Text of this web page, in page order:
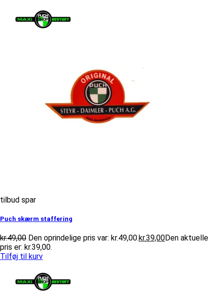
tilbud spar
Puch skærm staffering
kr.49,00 Den oprindelige pris var: kr.49,00.kr.39,00Den aktuelle
pris er: kr.39,00.
Tilføj til kurv